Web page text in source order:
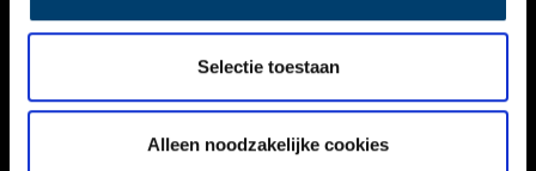
Selectie toestaan
Alleen noodzakelijke cookies
Volg ONH op social media